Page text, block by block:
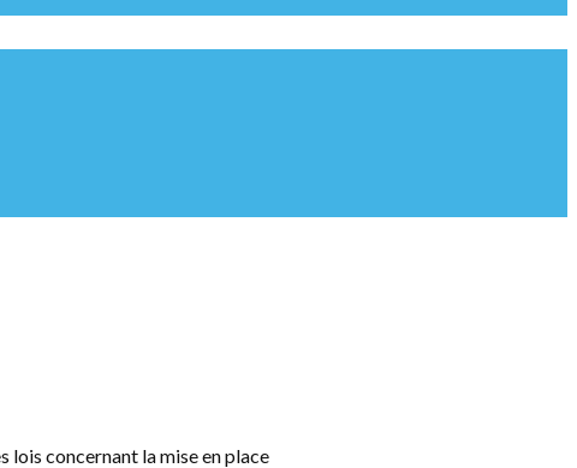
lois concernant la mise en place